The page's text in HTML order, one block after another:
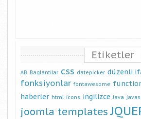
Etiketler
AB Baglantilar css datepicker düzenli
fonksiyonlar fontawesome
haberler html icons ingilizce Java
joomla templates